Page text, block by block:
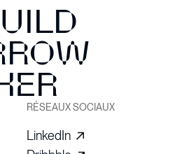
RÉSEAUX SOCIAUX
LinkedIn